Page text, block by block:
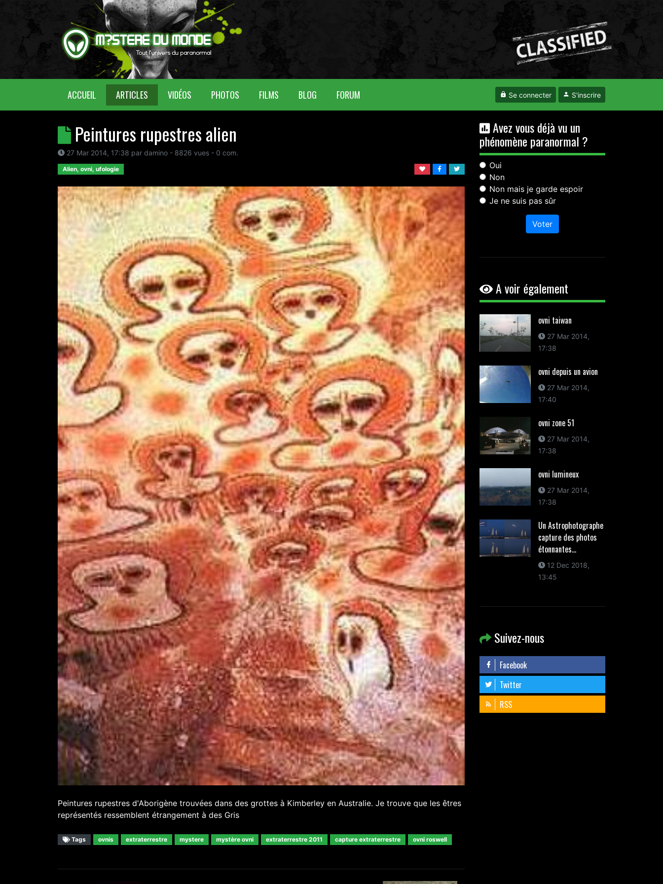
ACCUEIL (CURRENT)ARTICLES VIDÉOS PHOTOS FILMS BLOG FORUM Se connecter S'inscrire
Peintures rupestres alien
27 Mar 2014, 17:38 par damino - 8826 vues - 0 com.
Alien, ovni, ufologie
Peintures rupestres d'Aborigène trouvées dans des grottes à Kimberley en Australie. Je trouve que les êtres
représentés ressemblent étrangement à des Gris
Tags ovnis extraterrestre mystere mystère ovni extraterrestre 2011 capture extraterrestre ovni roswell
Avez vous déjà vu un
phénomène paranormal ?
Oui
Non
Non mais je garde espoir
Je ne suis pas sûr
Voter
A voir également
ovni taiwan
27 Mar 2014,
17:38
ovni depuis un avion
27 Mar 2014,
17:40
ovni zone 51
27 Mar 2014,
17:38
ovni lumineux
27 Mar 2014,
17:38
Un Astrophotographe
capture des photos
étonnantes...
12 Dec 2018,
13:45
Suivez-nous
Facebook
Twitter
RSS